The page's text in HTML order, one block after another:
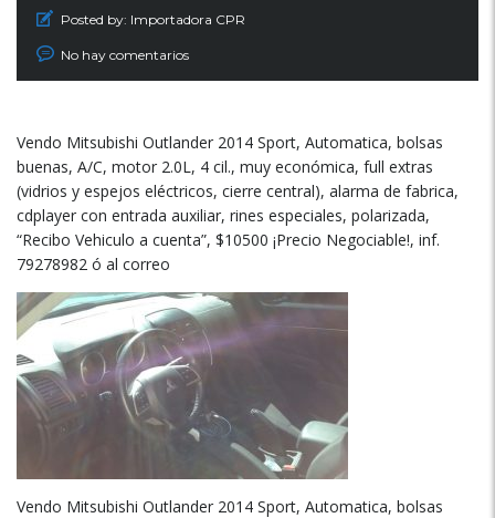
Posted by: Importadora CPR
No hay comentarios
Vendo Mitsubishi Outlander 2014 Sport, Automatica, bolsas
buenas, A/C, motor 2.0L, 4 cil., muy económica, full extras
(vidrios y espejos eléctricos, cierre central), alarma de fabrica,
cdplayer con entrada auxiliar, rines especiales, polarizada,
“Recibo Vehiculo a cuenta”, $10500 ¡Precio Negociable!, inf.
79278982 ó al correo
Vendo Mitsubishi Outlander 2014 Sport, Automatica, bolsas